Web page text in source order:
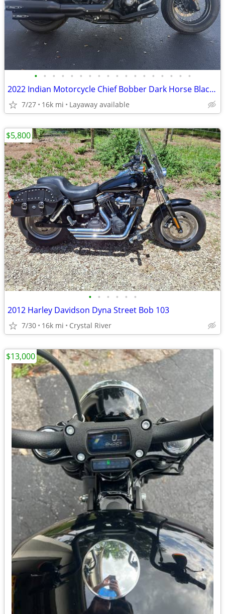
• • • • • • • • • • • • • • • • • •
2022 Indian Motorcycle Chief Bobber Dark Horse Black Smoke
7/27 16k mi Layaway available
• • • • • •
2012 Harley Davidson Dyna Street Bob 103
7/30 16k mi Crystal River
$5,800
$13,000